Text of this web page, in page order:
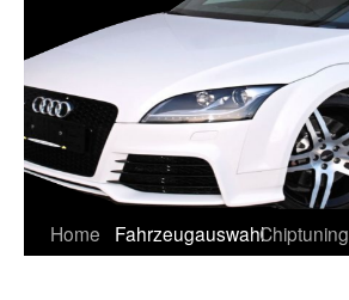
Home FahrzeugauswahlChiptuning